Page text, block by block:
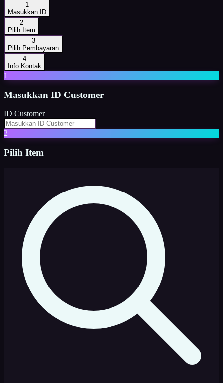
1
Masukkan ID
2
Pilih Item
3
Pilih Pembayaran
4
Info Kontak
1
Masukkan ID Customer
ID Customer
2
Pilih Item